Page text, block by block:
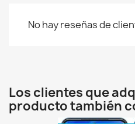
No hay reseñas de
Los clientes que
producto también